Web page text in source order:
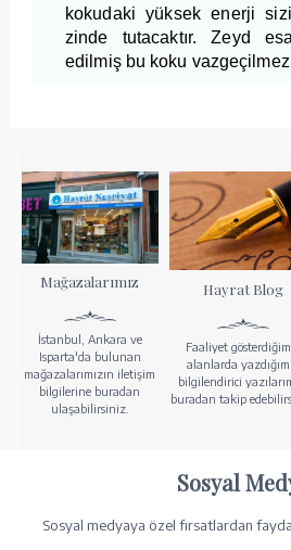
kokudaki yüksek enerji sizi
zinde tutacaktır. Zeyd
edilmiş bu koku vazgeçilmez
Mağazalarımız
İstanbul, Ankara ve
Isparta'da bulunan
mağazalarımızın iletişim
bilgilerine buradan
ulaşabilirsiniz.
Hayrat Blog
Faaliyet
alanlarda
bilgilendirici
buradan takip
Sosyal
Sosyal medyaya özel fırsatlardan